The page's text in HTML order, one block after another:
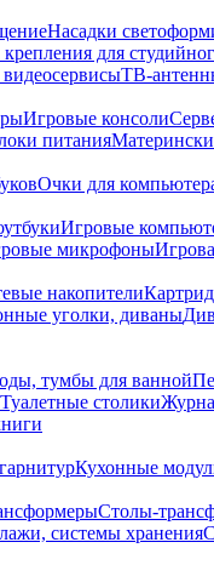
Насадки
для
ТВ-
Игровые консоли
питания
Очки для
Игровые
микрофоны
накопители
уголки, диваны
тумбы для ванной
Туалетные столики
Кухонные
Столы-
системы хранения